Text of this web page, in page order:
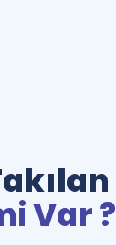
Var ?